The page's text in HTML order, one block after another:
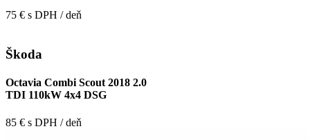
75 € s DPH / deň
Škoda
Octavia Combi Scout 2018 2.0
TDI 110kW 4x4 DSG
85 € s DPH / deň